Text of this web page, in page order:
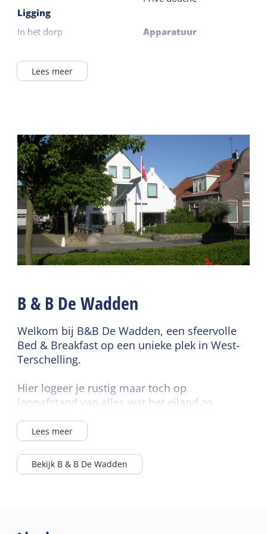
Ligging
In het dorp
Verzorging
Algemeen
Huisdiervrij
Centrale verwarming
Apparatuur
Gedeelde faciliteiten
Wifi gedeeld
Fietsverhuur
Kindermeubilair
Kinderstoel
Lees meer
B & B De Wadden
Welkom bij B&B De Wadden, een sfeervolle
Bed & Breakfast op een unieke plek in West-
Terschelling.
Hier logeer je rustig maar toch op
loopafstand van alles wat het eiland zo
duinen en de gezellige terrasjes en winkeltjes
van het dorp.
Het karakteristieke pand is met liefde
gemoderniseerd en straalt warmte en
verblijf.
Lees meer
Bekijk B & B De Wadden